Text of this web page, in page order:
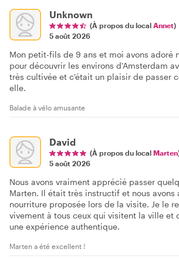
Unknown
(À propos du local Annet)
5 août 2026
Mon petit-fils de 9 ans et moi avons adoré
pour découvrir les environs d'Amsterdam
très cultivée et c'était un plaisir de passer
elle.
Balade à vélo amusante
David
(À propos du local Marten
5 août 2026
Nous avons vraiment apprécié passer
Marten. Il était très instructif et nous avons
nourriture proposée lors de la visite. Je le
vivement à tous ceux qui visitent la ville et
une expérience authentique.
Marten a été excellent !